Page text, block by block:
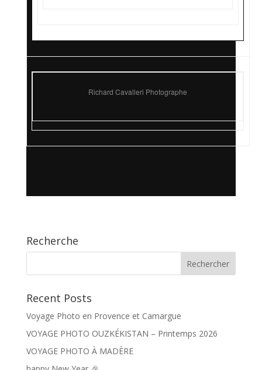
Richard Cavalleri Photographe
Recherche
Recent Posts
Voyage Photo en Provence et Camargue
VOYAGE PHOTO OUZKÉKISTAN – Printemps 2026
VOYAGE PHOTO À MADÈRE